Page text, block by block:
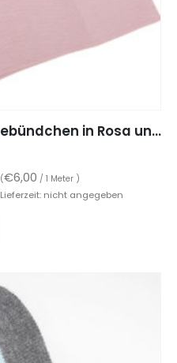
Strickbündchen, Collegebündchen in Rosa uni – 135 cm
(€6,00 / 1 Meter )
Lieferzeit: nicht angegeben